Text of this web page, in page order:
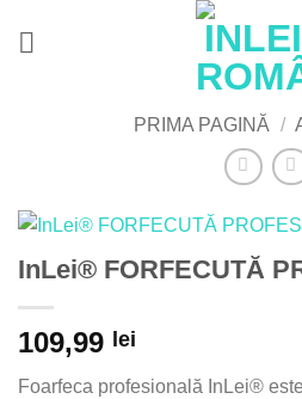
PRIMA PAGINĂ /
InLei® FORFECUTĂ
109,99 lei
Foarfeca profesională InLei®